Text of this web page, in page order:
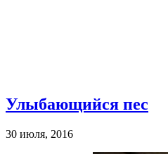
Улыбающийся пес
30 июля, 2016